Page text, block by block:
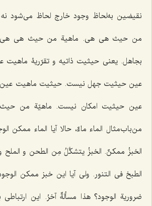
نقیضین به‌لحاظ وجود خارج لحاظ می‌شود
من حیث هی هی. ماهیة من حیث هی
بجاهل. یعنی حیثیت ذاتیه و تقرّریۀ
عین حیثیت جهل نیست. حیثیت ماهیت
عین حیثیت امکان نیست. ماهیّة من
من‌باب‌مثال الماء ماءٌ، حالا آیا الماء ممکن
الخبزُ ممکنٌ. الخبزُ یتشکَّلُ مِن الطحن و الملح
الطبخ فی التنور. ولی آیا این خبز ممکن
ضروریة الوجود؟ هذا مسألةٌ آخرُ. این